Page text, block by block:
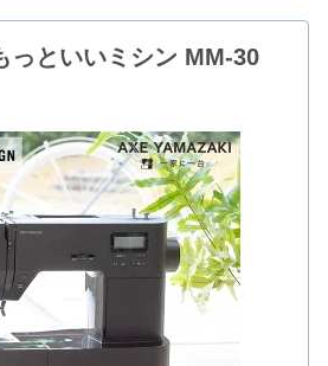
っといいミシン MM-30